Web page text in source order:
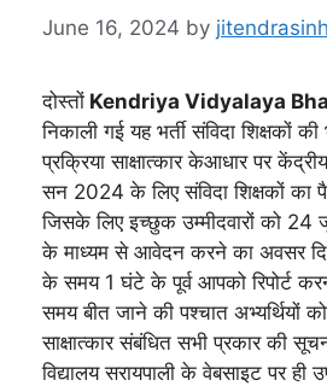
June 16, 2024 by
दोस्तों Kendriya Vidyalaya
निकाली गई यह भर्ती संविदा शिक्षकों
प्रक्रिया साक्षात्कार केआधार पर
सन 2024 के लिए संविदा शिक्षकों का
जिसके लिए इच्छुक उम्मीदवारों को
के माध्यम से आवेदन करने का अवसर दिया
के समय 1 घंटे के पूर्व आपको रिपोर्ट
समय बीत जाने की पश्चात अभ्यर्थियों
साक्षात्कार संबंधित सभी प्रकार की
विद्यालय सरायपाली के वेबसाइट पर ही